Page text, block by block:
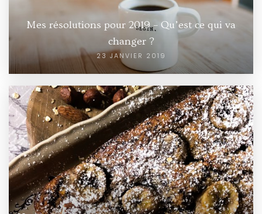
Mes résolutions pour 2019 – Qu’est ce qui va
changer ?
23 JANVIER 2019